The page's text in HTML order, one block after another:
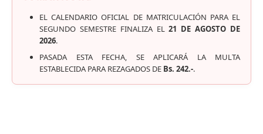
EL CALENDARIO OFICIAL DE MATRICULACIÓN PARA EL
SEGUNDO SEMESTRE FINALIZA EL21 DE AGOSTO DE
2026.
PASADA ESTA FECHA, SE APLICARÁ LA MULTA
ESTABLECIDA PARA REZAGADOS DE Bs. 242.-.